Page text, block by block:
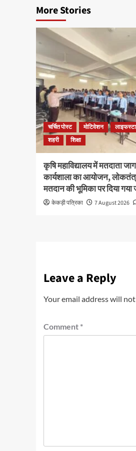
More Stories
चर्चित पोस्ट मोटिवेशन
शहरी
शिक्षा
कृषि महाविद्यालय में मतदाता
कार्यशाला का आयोजन,
मतदान की भूमिका पर दिया गया
केकड़ी पत्रिका 7 August 2026
Leave a Reply
Your email address will
Comment *